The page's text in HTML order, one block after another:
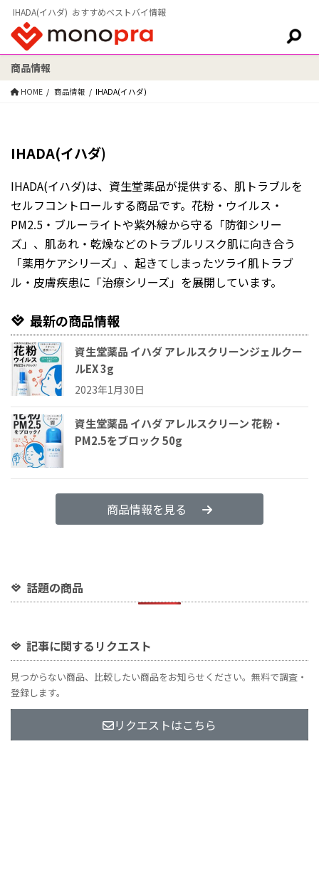
IHADA(イハダ) おすすめベストバイ情報
検索:
商品情報
HOME 商品情報 IHADA(イハダ)
IHADA(イハダ)
IHADA(イハダ)は、資生堂薬品が提供する、肌トラブルを
セルフコントロールする商品です。花粉・ウイルス・
PM2.5・ブルーライトや紫外線から守る「防御シリー
ズ」、肌あれ・乾燥などのトラブルリスク肌に向き合う
「薬用ケアシリーズ」、起きてしまったツライ肌トラブ
ル・皮膚疾患に「治療シリーズ」を展開しています。
最新の商品情報
資生堂薬品 イハダ アレルスクリーンジェルクー
ルEX 3g
2023年1月30日
資生堂薬品 イハダ アレルスクリーン 花粉・
PM2.5をブロック 50g
商品情報を見る
話題の商品
記事に関するリクエスト
見つからない商品、比較したい商品をお知らせください。無料で調査・
登録します。
リクエストはこちら